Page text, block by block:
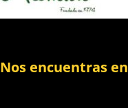
Nos encuentras en